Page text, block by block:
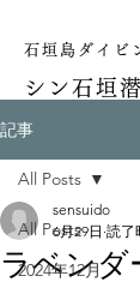
石垣島ダイビ
シン石垣
記事
All Posts
2024年12月
All Posts
ラベンダ
sensuido
6月29日 読了